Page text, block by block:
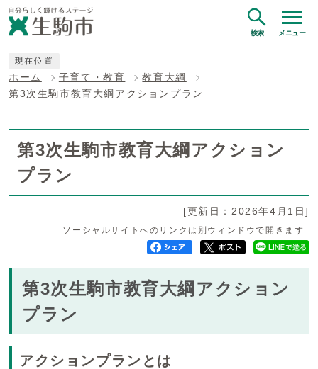
検索 メニュー
現在位置
ホーム 子育て・教育
教育大綱
第3次生駒市教育大綱アクションプラン
第3次生駒市教育大綱アクション
プラン
[更新日：2026年4月1日]
ソーシャルサイトへのリンクは別ウィンドウで開きます
第3次生駒市教育大綱アクション
プラン
アクションプランとは